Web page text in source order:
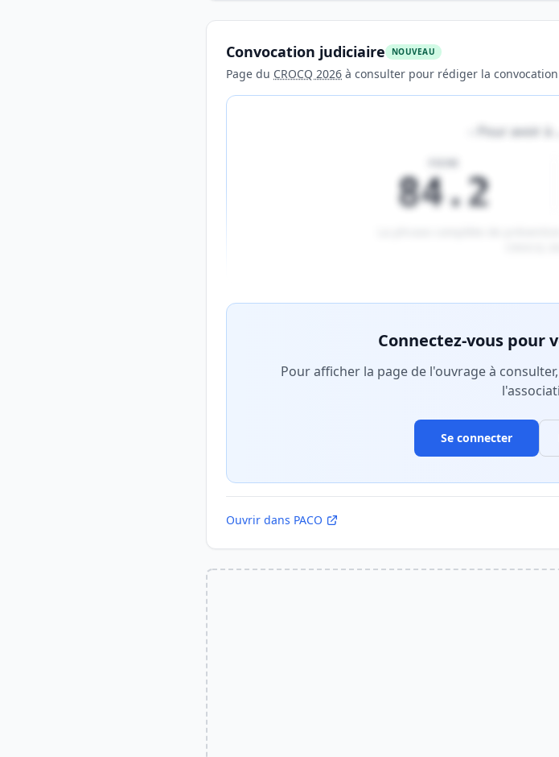
Convocation judiciaire NOUVEAU
Page du CROCQ 2026 à consulter pour rédiger la
Pour avoir à
84.2
Connectez-vous pour
Pour afficher la page de l'ouvrage à
Se connecter
Ouvrir dans PACO